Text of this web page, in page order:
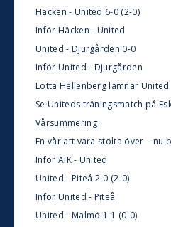
Häcken - United 6-0 (2-0)
Inför Häcken - United
United - Djurgården 0-0
Inför United - Djurgården
Lotta Hellenberg lämnar United
Se Uniteds träningsmatch på
Vårsummering
En vår att vara stolta över – nu
Inför AIK - United
United - Piteå 2-0 (2-0)
Inför United - Piteå
United - Malmö 1-1 (0-0)